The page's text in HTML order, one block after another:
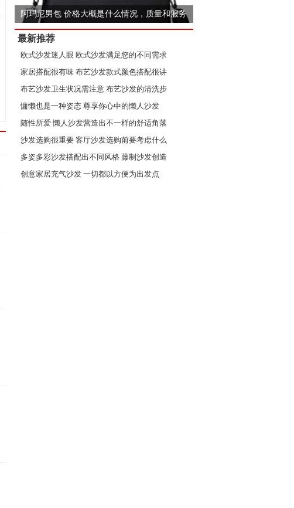
阿玛尼男包 价格大概是什么情况，质量和服务
挑选懒人沙发有诀窍 舒适生活就这么简单
最新推荐
欧式沙发迷人眼 欧式沙发满足您的不同需求
家居搭配很有味 布艺沙发款式颜色搭配很讲
布艺沙发卫生状况需注意 布艺沙发的清洗步
慵懒也是一种姿态 尊享你心中的懒人沙发
随性所爱 懒人沙发营造出不一样的舒适角落
沙发选购很重要 客厅沙发选购前要考虑什么
多姿多彩沙发搭配出不同风格 藤制沙发创造
创意家居充气沙发 一切都以方便为出发点